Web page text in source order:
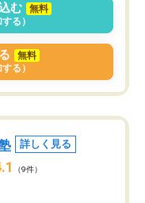
む
無料
る）
無料
る）
詳しく見る
（9件）